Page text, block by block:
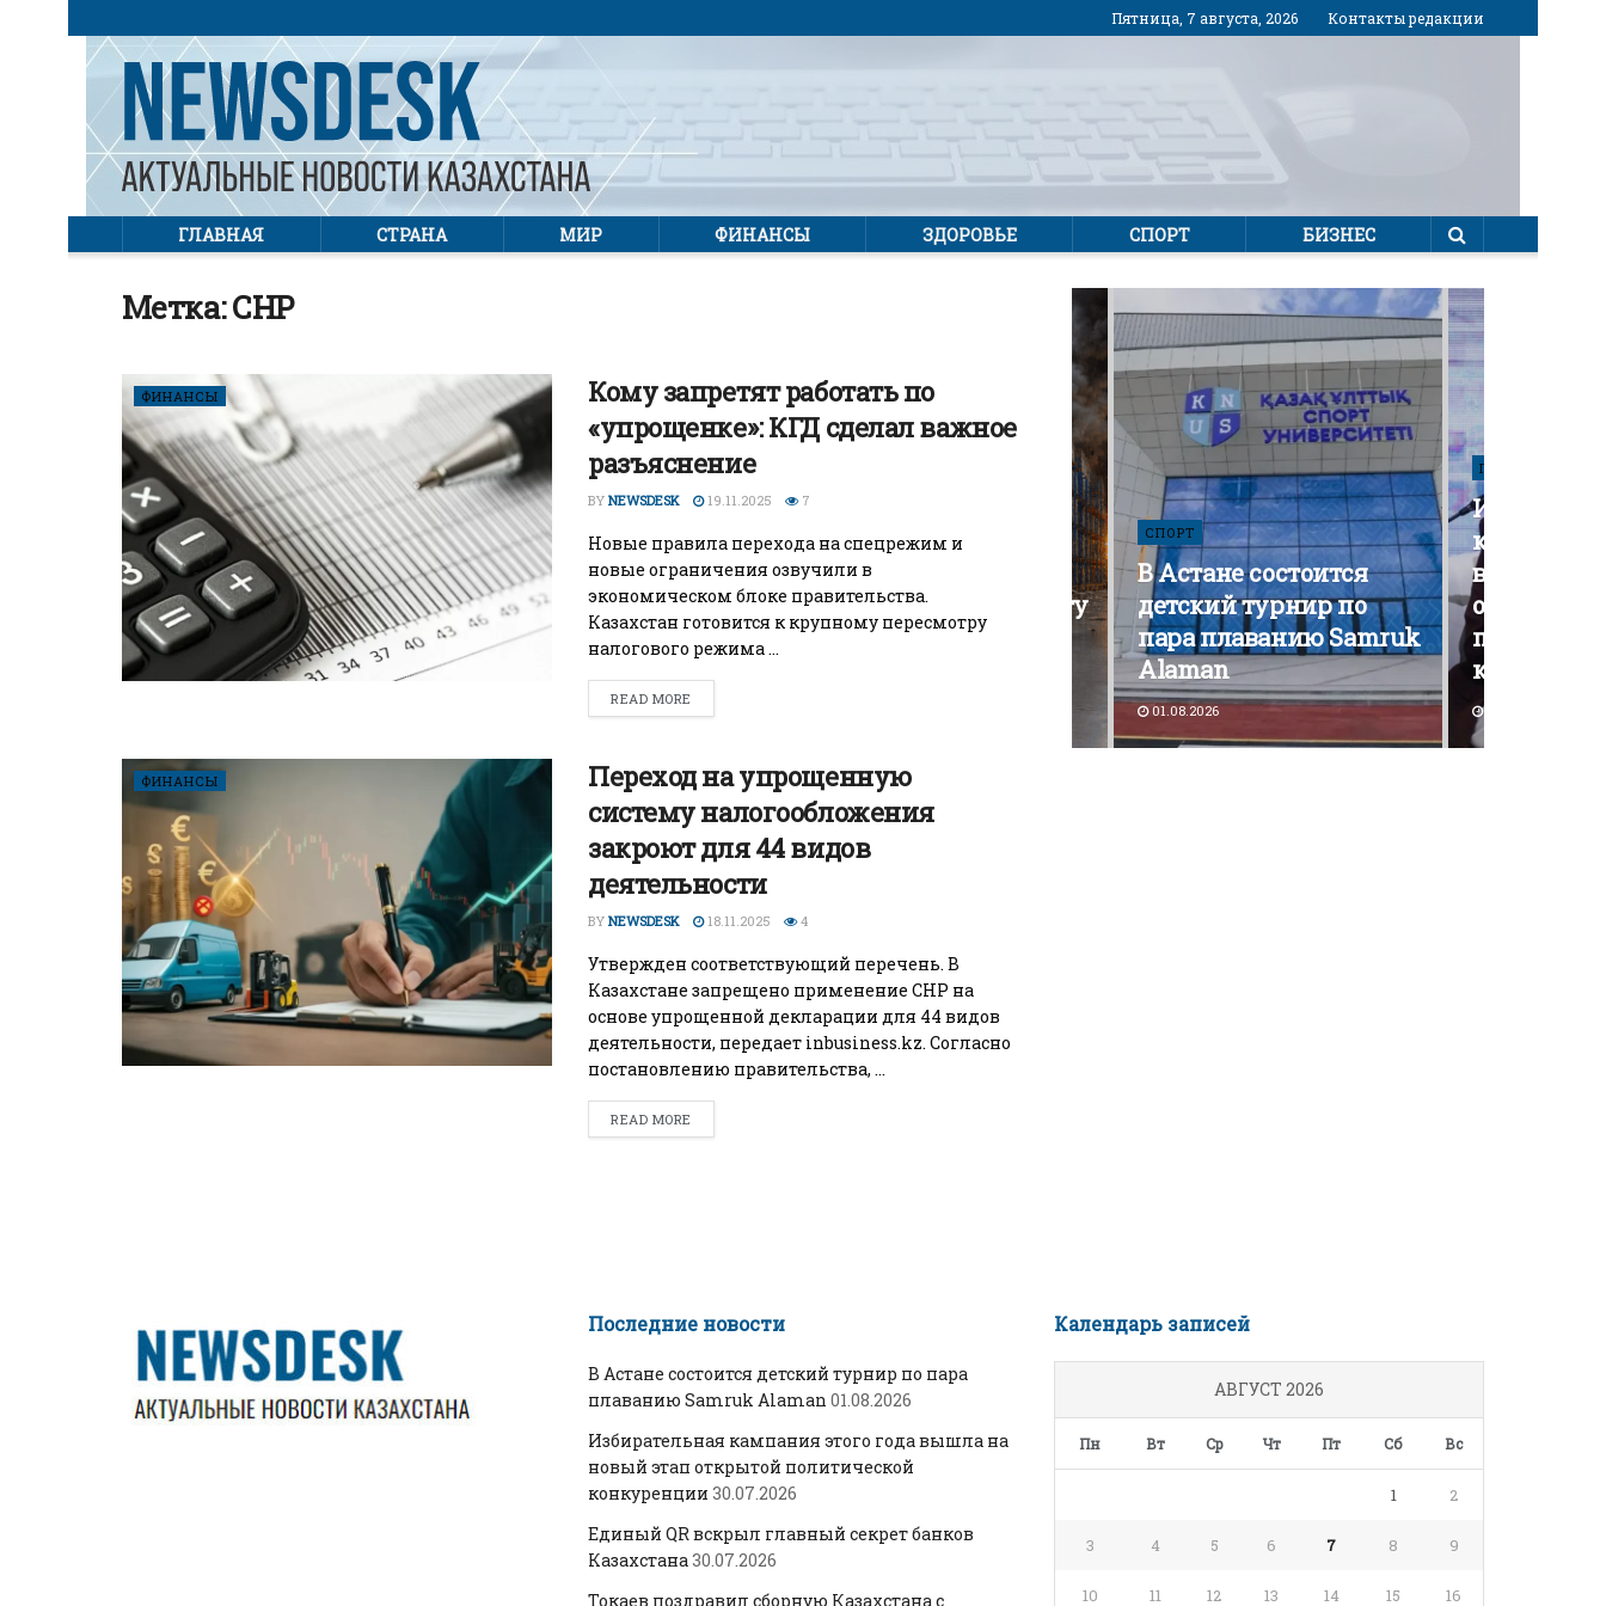
Пятница, 7 августа, 2026 Контакты редакции
ГЛАВНАЯ СТРАНА МИР ФИНАНСЫ ЗДОРОВЬЕ СПОРТ БИЗНЕС
Метка:СНР
ФИНАНСЫ
Кому запретят работать по
«упрощенке»: КГД сделал важное
разъяснение
BY NEWSDESK 19.11.2025 7
Новые правила перехода на спецрежим и
новые ограничения озвучили в
экономическом блоке правительства.
Казахстан готовится к крупному пересмотру
налогового режима ...
READ MORE
ФИНАНСЫ
Переход на упрощенную
систему налогообложения
закроют для 44 видов
деятельности
BY NEWSDESK 18.11.2025 4
Утвержден соответствующий перечень. В
Казахстане запрещено применение СНР на
основе упрощенной декларации для 44 видов
деятельности, передает inbusiness.kz. Согласно
постановлению правительства, ...
READ MORE
БИЗНЕС
Wildberries начал охоту
за складами в
СПОРТ
В Астане состоится
детский турнир по
пара плаванию Samruk
Alaman
01.08.2026
ПОЛИТИКА
кампания
вышла на
открытой
30.07.2026
Последние новости
В Астане состоится детский турнир по пара
плаванию Samruk Alaman 01.08.2026
Избирательная кампания этого года вышла на
новый этап открытой политической
конкуренции 30.07.2026
Единый QR вскрыл главный секрет банков
Казахстана30.07.2026
Токаев поздравил сборную Казахстана с
Календарь записей
АВГУСТ 2026
Пн Вт Ср Чт Пт Сб Вс
1 2
3 4 5 6 7 8 9
10 11 12 13 14 15 16